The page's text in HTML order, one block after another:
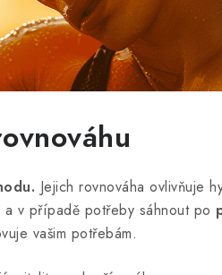
Jejich rovnováha ovlivňuje
v případě potřeby sáhnout po
vašim potřebám.